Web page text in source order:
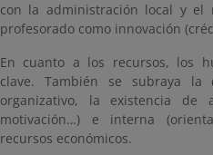
con la administración local y el
profesorado como innovación
En cuanto a los recursos, los
clave. También se subraya la
organizativo, la existencia de
motivación…) e interna
recursos económicos.